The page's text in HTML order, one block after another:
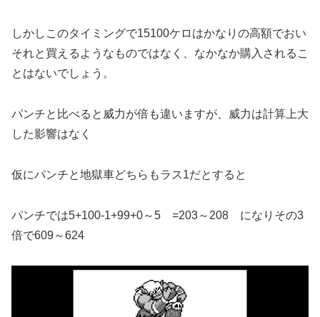
しかしこのタイミングで15100ケロはかなりの高額でおい
それと買えるようなものではなく、なかなか購入されるこ
とはないでしょう。
パンチと比べると威力が倍も違いますが、威力は計算上大
した影響はなく
仮にパンチと地獄車どちらもラス1だとすると
パンチでは5+100-1+99+0～5 =203～208 になりその3
倍で609～624